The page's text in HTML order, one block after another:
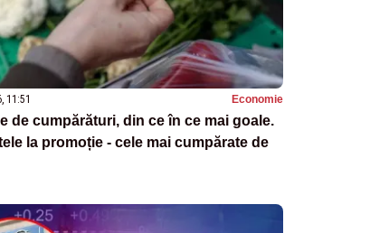
11:51 Economie
de cumpărături, din ce în ce mai goale.
la promoție - cele mai cumpărate de